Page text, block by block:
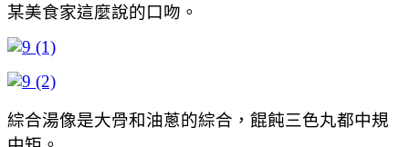
某美食家這麼說的口吻。
綜合湯像是大骨和油蔥的綜合，餛飩三色丸都中規